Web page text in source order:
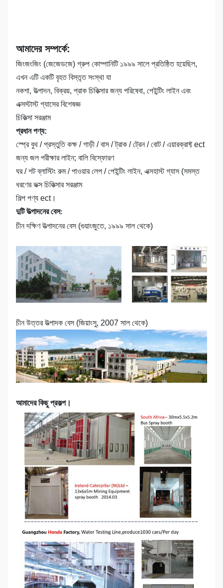
আমাদের সম্পর্কে:
জিংজংজিং (জেজেডজে) গ্রুপ কোম্পানিটি ১৯৯৯ সালে প্রতিষ্ঠিত হয়েছিল,
এখন এটি একটি বৃহত বিস্তৃত সংস্থা যা
নকশা, উত্পাদন, বিক্রয়, প্রাক চিকিত্সার জন্য পরিষেবা, পেইন্টিং লাইন এবং
এক্সস্টাস্ট গ্যাসের বিশেষজ্ঞ
চিকিত্সা সরঞ্জাম
প্রধান পণ্য:
স্প্রে বুথ / প্রস্তুতি কক্ষ / গাড়ী / বাস / ট্রাক / ট্রেন / বোট / এয়ারক্রাফ্ট ect
জন্য জল পরীক্ষার লাইন; বালি বিস্ফোরণ
ঘর / শট ব্লাস্টিং রুম / পাওয়ার লেপ / পেইন্টিং লাইন, এক্সহাস্ট গ্যাস (সমস্ত
ধরণের ভক্স চিকিত্সার সরঞ্জাম
শিল্প পণ্য ect।
দুটি উত্পাদনের বেস:
চীন দক্ষিণ উত্পাদনের বেস (গুয়াংজুতে, ১৯৯৯ সাল থেকে)
চীন উত্তর উত্পাদক বেস (জিয়াংসু, 2007 সাল থেকে)
আমাদের কিছু প্রকল্প।